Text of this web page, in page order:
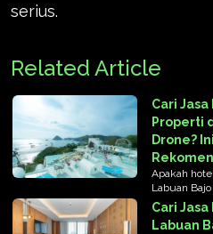
serius.
Related Article
Cari
Properti
Drone?
Apakah
Labuan Bajo
Cari
Labuan